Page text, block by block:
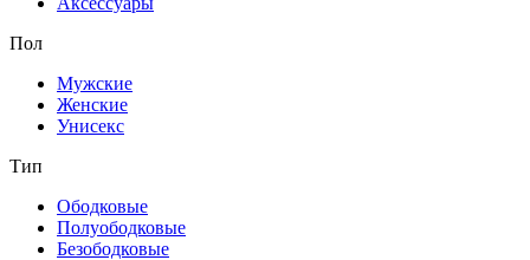
Пол
Мужские
Женские
Унисекс
Тип
Ободковые
Полуободковые
Безободковые